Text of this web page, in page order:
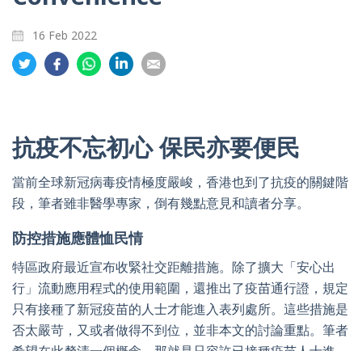
16 Feb 2022
Share
on
Share
on
Share
on
on
on
抗疫不忘初心 保民亦要便民
當前全球新冠病毒疫情極度嚴峻，香港也到了抗疫的關鍵階
段，筆者雖非醫學專家，倒有幾點意見和讀者分享。
防控措施應體恤民情
特區政府最近宣布收緊社交距離措施。除了擴大「安心出
行」流動應用程式的使用範圍，還推出了疫苗通行證，規定
只有接種了新冠疫苗的人士才能進入表列處所。這些措施是
否太嚴苛，又或者做得不到位，並非本文的討論重點。筆者